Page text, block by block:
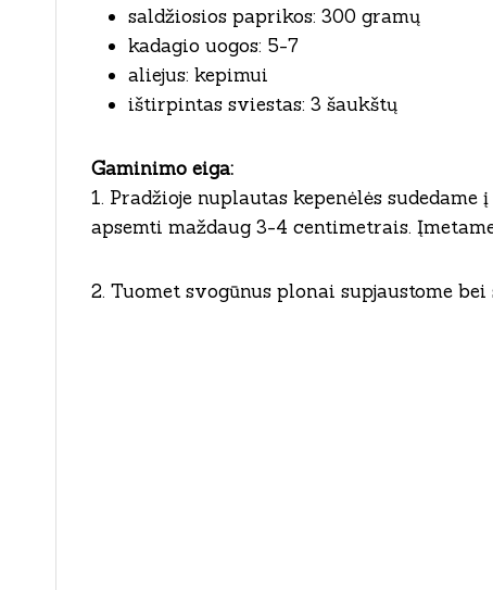
saldžiosios paprikos: 300 gramų
kadagio uogos: 5-7
aliejus: kepimui
ištirpintas sviestas: 3 šaukštų
Gaminimo eiga:
1. Pradžioje nuplautas kepenėlės
apsemti maždaug 3-4 centimetrais.
2. Tuomet svogūnus plonai supjaustome